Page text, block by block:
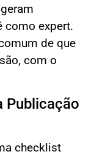
como expert.
de que
com o
Publicação
checklist